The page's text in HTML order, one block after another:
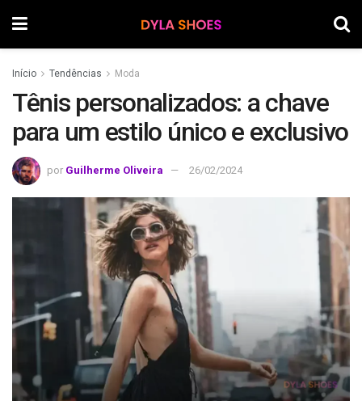
Início Tendências Moda
Tênis personalizados: a chave
para um estilo único e exclusivo
por Guilherme Oliveira 26/02/2024